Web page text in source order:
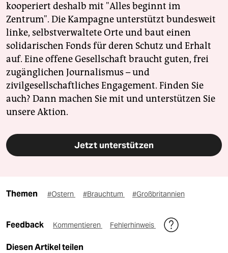
kooperiert deshalb mit "Alles beginnt im
Zentrum". Die Kampagne unterstützt bundesweit
linke, selbstverwaltete Orte und baut einen
solidarischen Fonds für deren Schutz und Erhalt
auf. Eine offene Gesellschaft braucht guten, frei
zugänglichen Journalismus – und
zivilgesellschaftliches Engagement. Finden Sie
auch? Dann machen Sie mit und unterstützen Sie
unsere Aktion.
Jetzt unterstützen
Themen #Ostern #Brauchtum #Großbritannien
Feedback Kommentieren Fehlerhinweis
Diesen Artikel teilen